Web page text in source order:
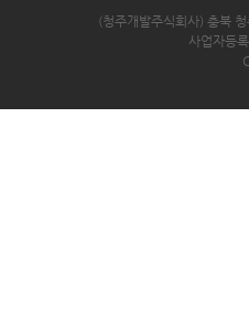
(청주개발주식회사) 충북
사업자등